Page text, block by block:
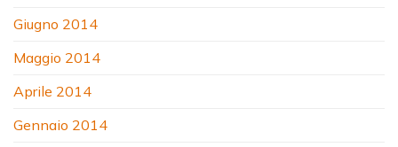
Giugno 2014
Maggio 2014
Aprile 2014
Gennaio 2014